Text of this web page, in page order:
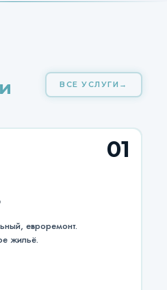
ВСЕ УСЛУГИ
01
евроремонт.
жильё.